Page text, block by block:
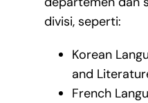
divisi, seperti:
Korean
and
French